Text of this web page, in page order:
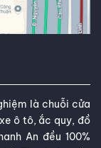
là chuỗi cửa
ô tô, ắc quy, đồ
An đều 100%